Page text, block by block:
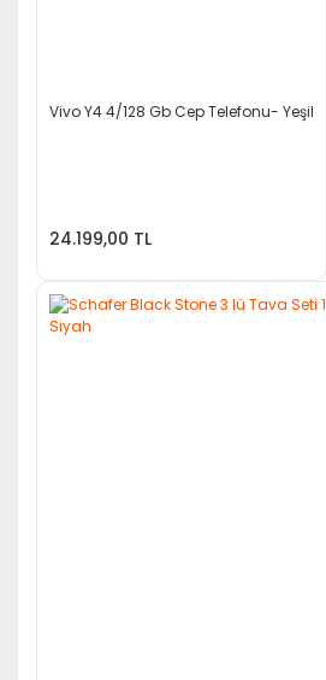
Vivo Y4 4/128 Gb Cep Telefonu- Yeşil
24.199,00 TL